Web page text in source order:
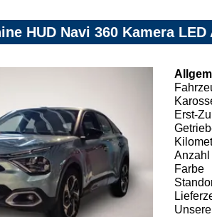
HUD Navi 360 Kamera
Erst-
Anzahl
Farbe